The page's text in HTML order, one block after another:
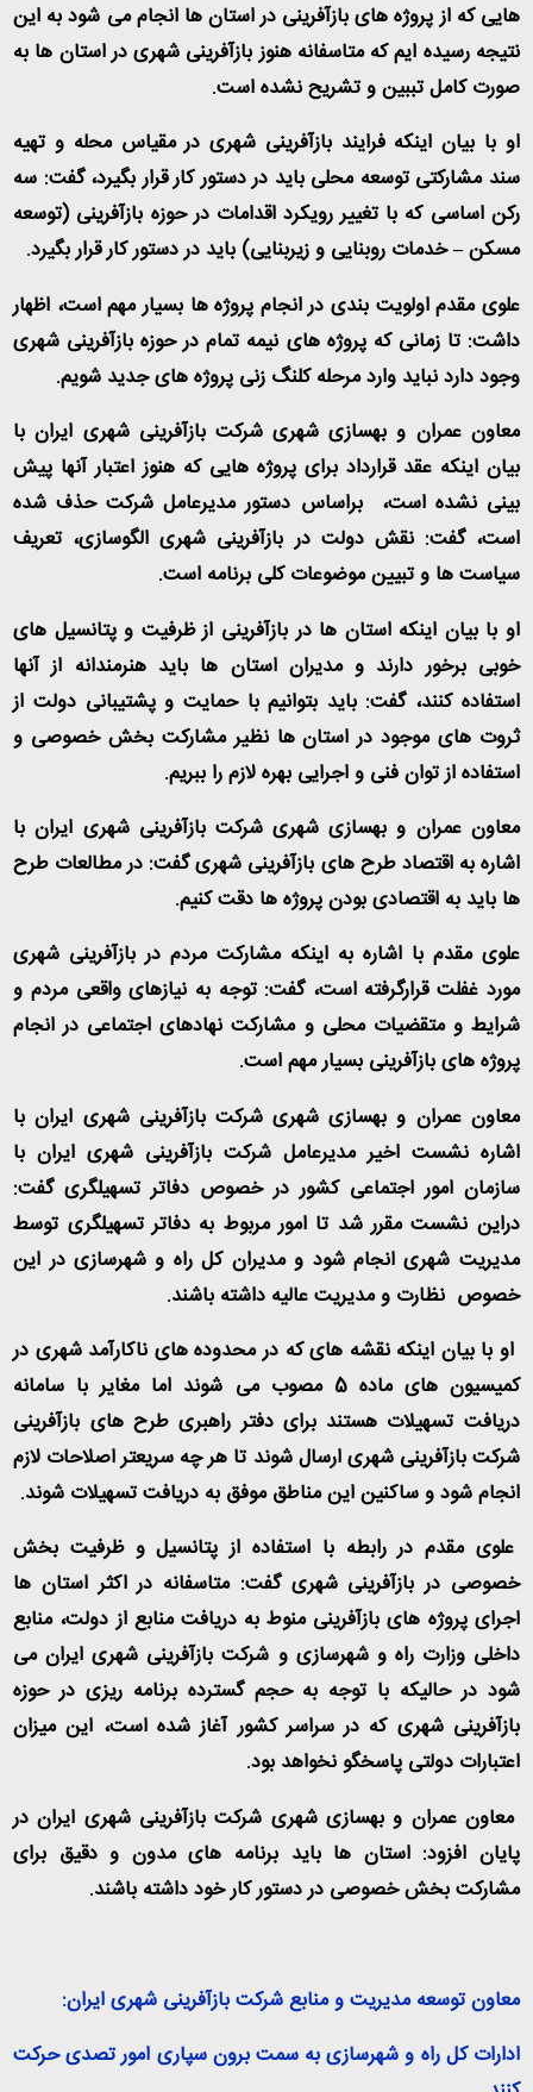
هایی که از پروژه های بازآفرینی در استان ها انجام می شود به این
نتیجه رسیده ایم که متاسفانه هنوز بازآفرینی شهری در استان ها به
صورت کامل تببین و تشریح نشده است.
او با بیان اینکه فرایند بازآفرینی شهری در مقیاس محله و تهیه
سند مشارکتی توسعه محلی باید در دستور کار قرار بگیرد، گفت: سه
رکن اساسی که با تغییر رویکرد اقدامات در حوزه بازآفرینی (توسعه
مسکن – خدمات روبنایی و زیربنایی) باید در دستور کار قرار بگیرد.
علوی مقدم اولویت بندی در انجام پروژه ها بسیار مهم است، اظهار
داشت: تا زمانی که پروژه های نیمه تمام در حوزه بازآفرینی شهری
وجود دارد نباید وارد مرحله کلنگ زنی پروژه های جدید شویم.
معاون عمران و بهسازی شهری شرکت بازآفرینی شهری ایران با
بیان اینکه عقد قرارداد برای پروژه هایی که هنوز اعتبار آنها پیش
بینی نشده است، براساس دستور مدیرعامل شرکت حذف شده
است، گفت: نقش دولت در بازآفرینی شهری الگوسازی، تعریف
سیاست ها و تبیین موضوعات کلی برنامه است.
او با بیان اینکه استان ها در بازآفرینی از ظرفیت و پتانسیل های
خوبی برخور دارند و مدیران استان ها باید هنرمندانه از آنها
استفاده کنند، گفت: باید بتوانیم با حمایت و پشتیبانی دولت از
ثروت های موجود در استان ها نظیر مشارکت بخش خصوصی و
استفاده از توان فنی و اجرایی بهره لازم را ببریم.
معاون عمران و بهسازی شهری شرکت بازآفرینی شهری ایران با
اشاره به اقتصاد طرح های بازآفرینی شهری گفت: در مطالعات طرح
ها باید به اقتصادی بودن پروژه ها دقت کنیم.
علوی مقدم با اشاره به اینکه مشارکت مردم در بازآفرینی شهری
مورد غفلت قرارگرفته است، گفت: توجه به نیازهای واقعی مردم و
شرایط و متقضیات محلی و مشارکت نهادهای اجتماعی در انجام
پروژه های بازآفرینی بسیار مهم است.
معاون عمران و بهسازی شهری شرکت بازآفرینی شهری ایران با
اشاره نشست اخیر مدیرعامل شرکت بازآفرینی شهری ایران با
سازمان امور اجتماعی کشور در خصوص دفاتر تسهیلگری گفت:
دراین نشست مقرر شد تا امور مربوط به دفاتر تسهیلگری توسط
مدیریت شهری انجام شود و مدیران کل راه و شهرسازی در این
خصوص نظارت و مدیریت عالیه داشته باشند.
او با بیان اینکه نقشه های که در محدوده های ناکارآمد شهری در
کمیسیون های ماده 5 مصوب می شوند اما مغایر با سامانه
دریافت تسهیلات هستند برای دفتر راهبری طرح های بازآفرینی
شرکت بازآفرینی شهری ارسال شوند تا هر چه سریعتر اصلاحات لازم
انجام شود و ساکنین این مناطق موفق به دریافت تسهیلات شوند.
علوی مقدم در رابطه با استفاده از پتانسیل و ظرفیت بخش
خصوصی در بازآفرینی شهری گفت: متاسفانه در اکثر استان ها
اجرای پروژه های بازآفرینی منوط به دریافت منابع از دولت، منابع
داخلی وزارت راه و شهرسازی و شرکت بازآفرینی شهری ایران می
شود در حالیکه با توجه به حجم گسترده برنامه ریزی در حوزه
بازآفرینی شهری که در سراسر کشور آغاز شده است، این میزان
اعتبارات دولتی پاسخگو نخواهد بود.
معاون عمران و بهسازی شهری شرکت بازآفرینی شهری ایران در
پایان افزود: استان ها باید برنامه های مدون و دقیق برای
مشارکت بخش خصوصی در دستور کار خود داشته باشند.
معاون توسعه مدیریت و منابع شرکت بازآفرینی شهری ایران:
ادارات کل راه و شهرسازی به سمت برون سپاری امور تصدی حرکت